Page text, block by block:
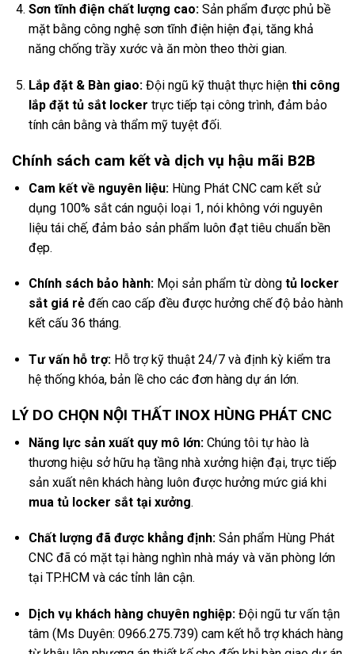
Sơn tĩnh điện chất lượng cao:Sản phẩm được phủ bề
mặt bằng công nghệ sơn tĩnh điện hiện đại, tăng khả
năng chống trầy xước và ăn mòn theo thời gian.
Lắp đặt & Bàn giao:Đội ngũ kỹ thuật thực hiện thi công
lắp đặt tủ sắt locker trực tiếp tại công trình, đảm bảo
tính cân bằng và thẩm mỹ tuyệt đối.
Chính sách cam kết và dịch vụ hậu mãi B2B
Cam kết về nguyên liệu:Hùng Phát CNC cam kết sử
dụng 100% sắt cán nguội loại 1, nói không với nguyên
liệu tái chế, đảm bảo sản phẩm luôn đạt tiêu chuẩn bền
đẹp.
Chính sách bảo hành:Mọi sản phẩm từ dòng tủ locker
sắt giá rẻđến cao cấp đều được hưởng chế độ bảo hành
kết cấu 36 tháng.
Tư vấn hỗ trợ:Hỗ trợ kỹ thuật 24/7 và định kỳ kiểm tra
hệ thống khóa, bản lề cho các đơn hàng dự án lớn.
LÝ DO CHỌN NỘI THẤT INOX HÙNG PHÁT CNC
Năng lực sản xuất quy mô lớn:Chúng tôi tự hào là
thương hiệu sở hữu hạ tầng nhà xưởng hiện đại, trực tiếp
sản xuất nên khách hàng luôn được hưởng mức giá khi
mua tủ locker sắt tại xưởng.
Chất lượng đã được khẳng định:Sản phẩm Hùng Phát
CNC đã có mặt tại hàng nghìn nhà máy và văn phòng lớn
tại TP.HCM và các tỉnh lân cận.
Dịch vụ khách hàng chuyên nghiệp:Đội ngũ tư vấn tận
tâm (Ms Duyên: 0966.275.739) cam kết hỗ trợ khách hàng